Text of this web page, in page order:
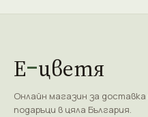
Е цветя
Онлайн магазин за
подаръци в цяла България.